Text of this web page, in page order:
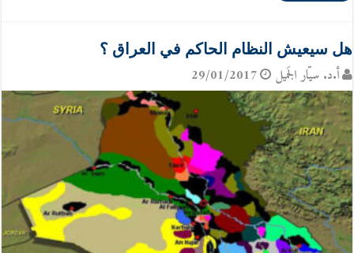
هل سيعيش النظام الحاكم في العراق ؟
أ.د. سيّار الجَميل 29/01/2017